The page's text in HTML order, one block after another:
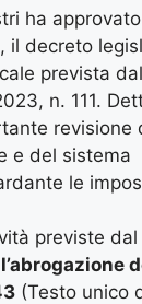
ha
il decreto
prevista
n. 111.
revisione
e del sistema
le
previste
l’abrogazione
(Testo unico